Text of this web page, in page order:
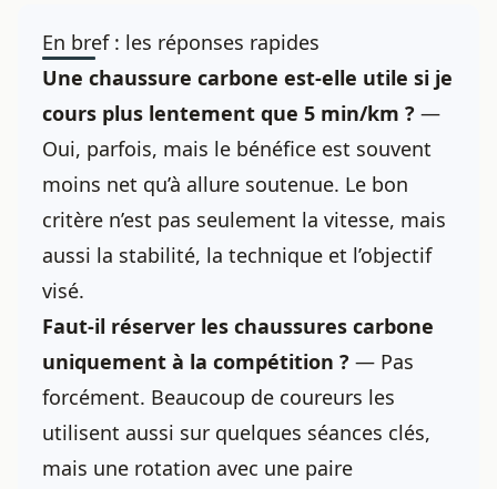
En bref : les réponses rapides
Une chaussure carbone est-elle utile si je
cours plus lentement que 5 min/km ? —
Oui, parfois, mais le bénéfice est souvent
moins net qu’à allure soutenue. Le bon
critère n’est pas seulement la vitesse, mais
aussi la stabilité, la technique et l’objectif
visé.
Faut-il réserver les chaussures carbone
uniquement à la compétition ? — Pas
forcément. Beaucoup de coureurs les
utilisent aussi sur quelques séances clés,
mais une rotation avec une paire